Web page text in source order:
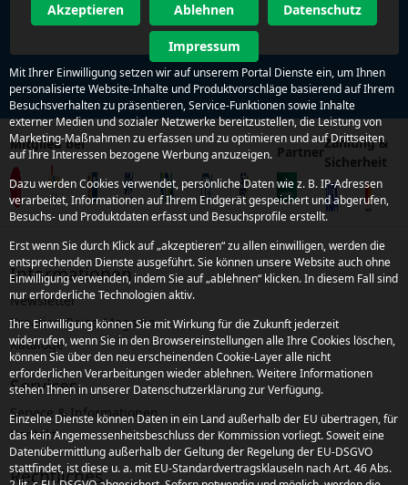
Mitglied bei Partner
Zahlung &
Sicherheit
Informationen
Newsletter
Kroatien Reise-Magazin
Kataloge
Services
Service & Informationen
Kontakt
Rechtliches
Akzeptieren Ablehnen Datenschutz
Impressum
Mit Ihrer Einwilligung setzen wir auf unserem Portal Dienste ein, um Ihnen
personalisierte Website-Inhalte und Produktvorschläge basierend auf Ihrem
Besuchsverhalten zu präsentieren, Service-Funktionen sowie Inhalte
externer Medien und sozialer Netzwerke bereitzustellen, die Leistung von
Marketing-Maßnahmen zu erfassen und zu optimieren und auf Drittseiten
auf Ihre Interessen bezogene Werbung anzuzeigen.
Dazu werden Cookies verwendet, persönliche Daten wie z. B. IP-Adressen
verarbeitet, Informationen auf Ihrem Endgerät gespeichert und abgerufen,
Besuchs- und Produktdaten erfasst und Besuchsprofile erstellt.
Erst wenn Sie durch Klick auf „akzeptieren“ zu allen einwilligen, werden die
entsprechenden Dienste ausgeführt. Sie können unsere Website auch ohne
Einwilligung verwenden, indem Sie auf „ablehnen“ klicken. In diesem Fall sind
nur erforderliche Technologien aktiv.
Ihre Einwilligung können Sie mit Wirkung für die Zukunft jederzeit
widerrufen, wenn Sie in den Browsereinstellungen alle Ihre Cookies löschen,
können Sie über den neu erscheinenden Cookie-Layer alle nicht
erforderlichen Verarbeitungen wieder ablehnen. Weitere Informationen
stehen Ihnen in unserer Datenschutzerklärung zur Verfügung.
Einzelne Dienste können Daten in ein Land außerhalb der EU übertragen, für
das kein Angemessenheitsbeschluss der Kommission vorliegt. Soweit eine
Datenübermittlung außerhalb der Geltung der Regelung der EU-DSGVO
stattfindet, ist diese u. a. mit EU-Standardvertragsklauseln nach Art. 46 Abs.